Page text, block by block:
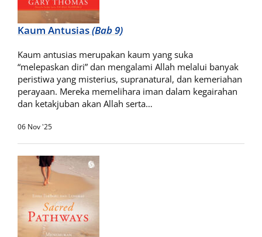
Kaum Antusias(Bab 9)
Kaum antusias merupakan kaum yang suka
“melepaskan diri” dan mengalami Allah melalui banyak
peristiwa yang misterius, supranatural, dan kemeriahan
perayaan. Mereka memelihara iman dalam kegairahan
dan ketakjuban akan Allah serta…
06 Nov '25